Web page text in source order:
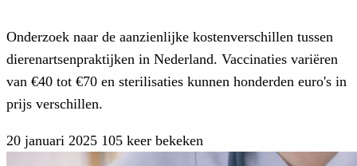
Onderzoek naar de aanzienlijke kostenverschillen tussen
dierenartsenpraktijken in Nederland. Vaccinaties variëren
van €40 tot €70 en sterilisaties kunnen honderden euro's in
prijs verschillen.
20 januari 2025 105 keer bekeken